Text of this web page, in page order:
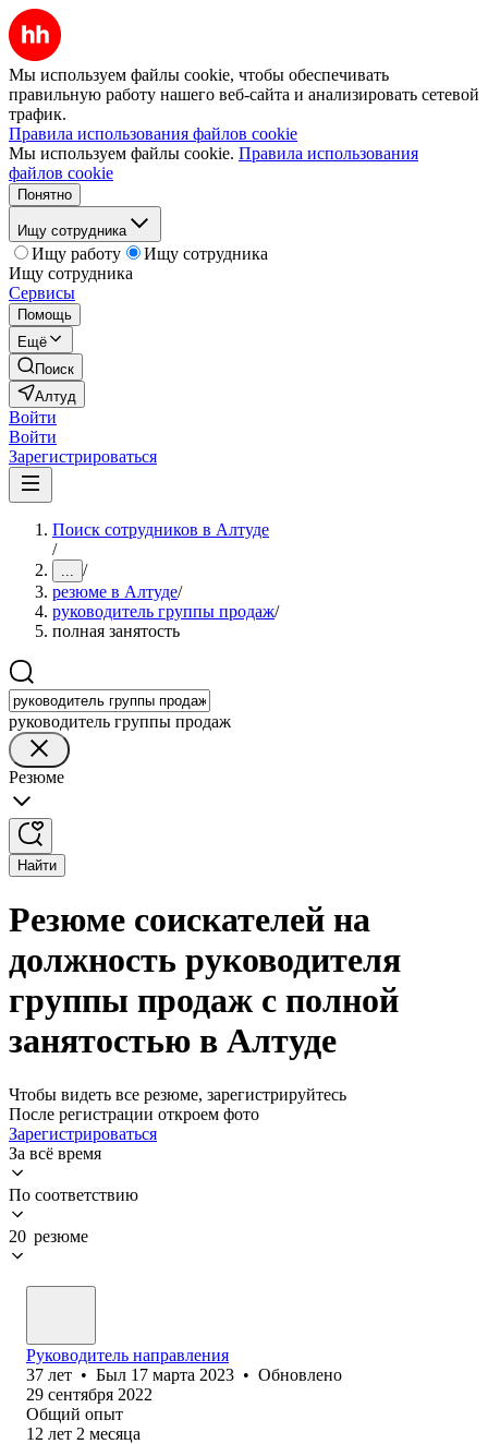
Мы используем файлы cookie, чтобы обеспечивать
правильную работу нашего веб-сайта и анализировать сетевой
трафик.
Правила использования файлов cookie
Мы используем файлы cookie. Правила использования
файлов cookie
Понятно
Ищу сотрудника
Ищу работу
Ищу сотрудника
Ищу сотрудника
Сервисы
Помощь
Ещё
Поиск
Алтуд
Войти
Войти
Зарегистрироваться
Поиск сотрудников в Алтуде
/
... /
резюме в Алтуде/
руководитель группы продаж/
полная занятость
руководитель группы продаж
Резюме
Найти
Резюме соискателей на
должность руководителя
группы продаж с полной
занятостью в Алтуде
Чтобы видеть все резюме, зарегистрируйтесь
После регистрации откроем фото
Зарегистрироваться
За всё время
По соответствию
20 резюме
Руководитель направления
37 лет • Был 17 марта 2023 • Обновлено
29 сентября 2022
Общий опыт
12 лет 2 месяца